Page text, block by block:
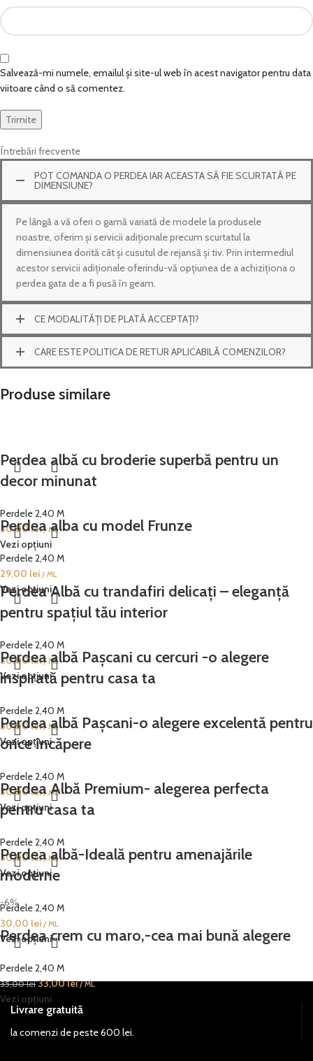
Salvează-mi numele, emailul și site-ul web în acest navigator pentru data
viitoare când o să comentez.
Întrebări frecvente
POT COMANDA O PERDEA IAR ACEASTA SĂ FIE SCURTATĂ PE
DIMENSIUNE?
Pe lângă a vă oferi o gamă variată de modele la produsele
noastre, oferim și servicii adiționale precum scurtatul la
dimensiunea dorită cât și cusutul de rejansă și tiv. Prin intermediul
acestor servicii adiționale oferindu-vă opțiunea de a achiziționa o
perdea gata de a fi pusă în geam.
CE MODALITĂȚI DE PLATĂ ACCEPTAȚI?
CARE ESTE POLITICA DE RETUR APLICABILĂ COMENZILOR?
Produse similare
Perdea albă cu broderie superbă pentru un
decor minunat
Perdele 2,40 M
30,00lei / ML
Vezi opțiuni
Perdea alba cu model Frunze
Perdele 2,40 M
29,00 lei / ML
Vezi opțiuni
Perdea Albă cu trandafiri delicați – eleganță
pentru spațiul tău interior
Perdele 2,40 M
30,00lei / ML
Vezi opțiuni
Perdea albă Pașcani cu cercuri -o alegere
inspirată pentru casa ta
Perdele 2,40 M
30,00lei / ML
Vezi opțiuni
Perdea albă Pașcani-o alegere excelentă pentru
orice încăpere
Perdele 2,40 M
30,00lei / ML
Vezi opțiuni
Perdea Albă Premium- alegerea perfecta
pentru casa ta
Perdele 2,40 M
30,00lei / ML
Vezi opțiuni
Perdea albă-Ideală pentru amenajările
moderne
Perdele 2,40 M
30,00 lei / ML
Vezi opțiuni
-6%
Perdea crem cu maro,-cea mai bună alegere
Perdele 2,40 M
35,00lei 33,00lei / ML
Vezi opțiuni
Livrare gratuită
la comenzi de peste 600 lei.